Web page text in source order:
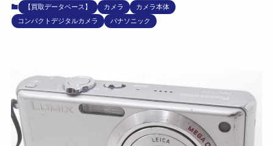
【買取データベース】 カメラ
カメラ本体
コンパクトデジタルカメラ
パナソニック